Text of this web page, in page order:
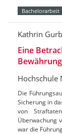
Bachelorarbeit
Kathrin
Eine
Hochschule
Die
Sicherung in
von
Überwachung
war die